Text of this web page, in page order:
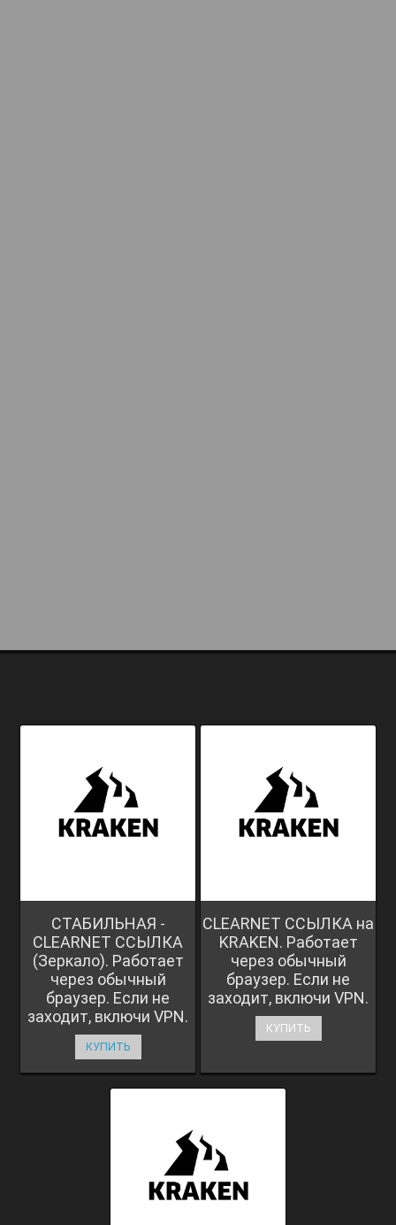
СТАБИЛЬНАЯ -
CLEARNET ССЫЛКА
(Зеркало). Работает
через обычный
браузер. Если не
заходит, включи VPN.
КУПИТЬ
CLEARNET ССЫЛКА на
KRAKEN. Работает
через обычный
браузер. Если не
заходит, включи VPN.
КУПИТЬ